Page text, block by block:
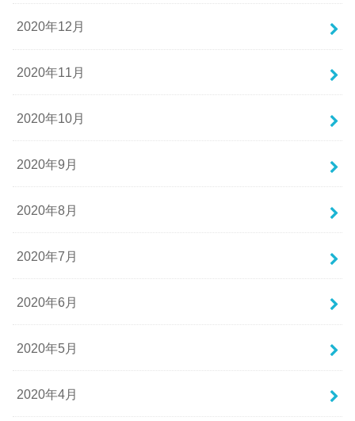
2020年12月
2020年11月
2020年10月
2020年9月
2020年8月
2020年7月
2020年6月
2020年5月
2020年4月